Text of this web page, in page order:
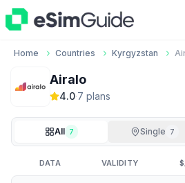
Home Countries Kyrgyzstan
Airalo
4.0·7 plans
All 7 Single 7
DATA VALIDITY